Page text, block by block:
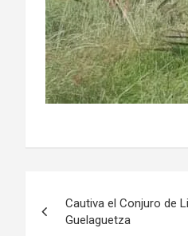
de
Cautiva el Conjuro de
Guelaguetza